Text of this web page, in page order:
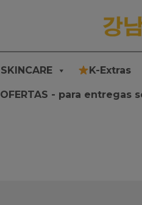
SKINCARE K-Extras
OFERTAS - para entregas